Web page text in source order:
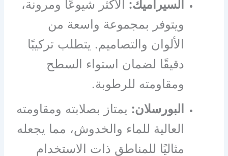
السيراميك: الأكثر شيوعًا ومرونة،
ويتوفر بمجموعة واسعة من
الألوان والتصاميم. يتطلب تركيبًا
دقيقًا لضمان استواء السطح
ومقاومته للرطوبة.
البورسلان: يمتاز بصلابته ومقاومته
العالية للماء والخدوش، مما يجعله
مثاليًا للمناطق ذات الاستخدام